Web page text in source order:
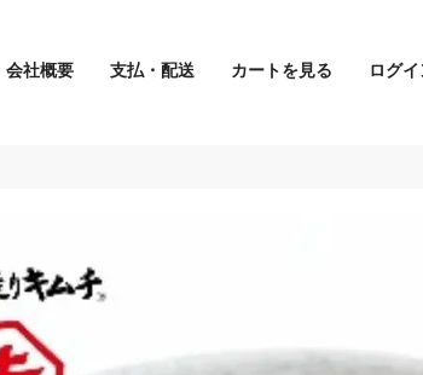
会社概要 支払・配送 カートを見る ログ
検索